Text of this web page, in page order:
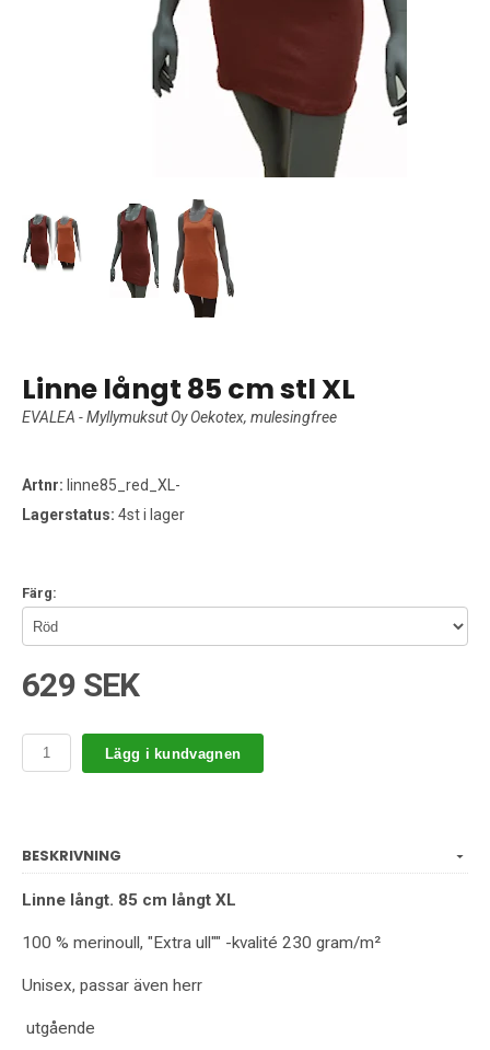
Linne långt 85 cm stl XL
EVALEA - Myllymuksut Oy Oekotex, mulesingfree
Artnr: linne85_red_XL-
Lagerstatus: 4st i lager
Färg:
629 SEK
Lägg i kundvagnen
BESKRIVNING
Linne långt. 85 cm långt XL
100 % merinoull, "Extra ull"" -kvalité 230 gram/m²
Unisex, passar även herr
utgående